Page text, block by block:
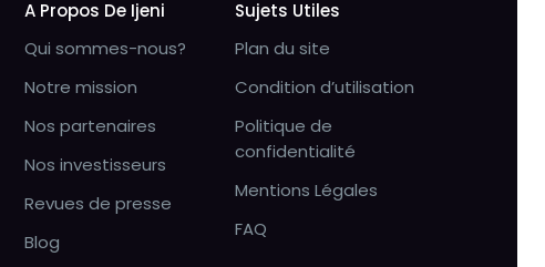
A Propos De Ijeni
Qui sommes-nous?
Notre mission
Nos partenaires
Nos investisseurs
Revues de presse
Blog
Sujets Utiles
Plan du site
Condition d’utilisation
Politique de
confidentialité
Mentions Légales
FAQ